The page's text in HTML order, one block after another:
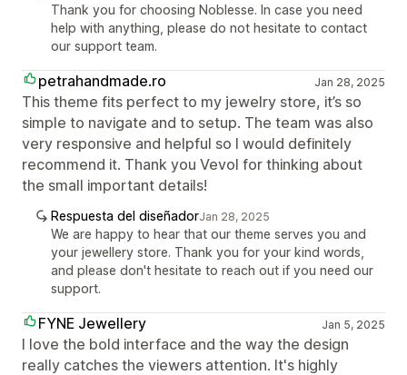
Thank you for choosing Noblesse. In case you need
help with anything, please do not hesitate to contact
our support team.
petrahandmade.ro Jan 28, 2025
This theme fits perfect to my jewelry store, it’s so
simple to navigate and to setup. The team was also
very responsive and helpful so I would definitely
recommend it. Thank you Vevol for thinking about
the small important details!
Respuesta del diseñadorJan 28, 2025
We are happy to hear that our theme serves you and
your jewellery store. Thank you for your kind words,
and please don't hesitate to reach out if you need our
support.
FYNE Jewellery Jan 5, 2025
I love the bold interface and the way the design
really catches the viewers attention. It's highly